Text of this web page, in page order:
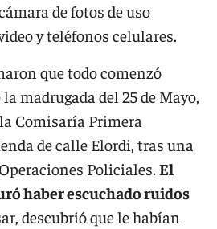
de fotos de uso
y teléfonos celulares.
que todo comenzó
madrugada del 25 de Mayo,
Comisaría Primera
de calle Elordi, tras una
Policiales. El
haber escuchado ruidos
descubrió que le habían